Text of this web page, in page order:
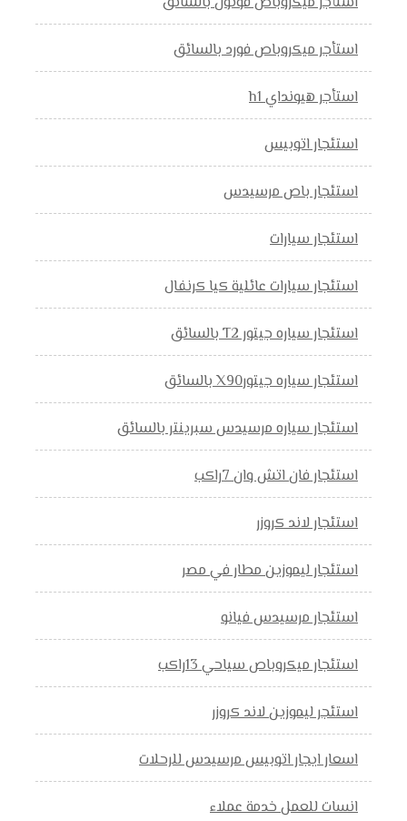
استأجر ميكروباص فورد بالسائق
استأجر هيونداي h1
استئجار اتوبيس
استئجار باص مرسيدس
استئجار سيارات
استئجار سيارات عائلية كيا كرنفال
استئجار سياره جيتور T2 بالسائق
استئجار سياره جيتورX90 بالسائق
استئجار سياره مرسيدس سبرينتر بالسائق
استئجار فان اتش وان 7راكب
استئجار لاند كروزر
استئجار ليموزين مطار في مصر
استئجار مرسيدس فيانو
استئجار ميكروباص سياحي 13راكب
استئجر ليموزين لاند كروزر
اسعار ايجار اتوبيس مرسيدس للرحلات
انسات للعمل خدمة عملاء